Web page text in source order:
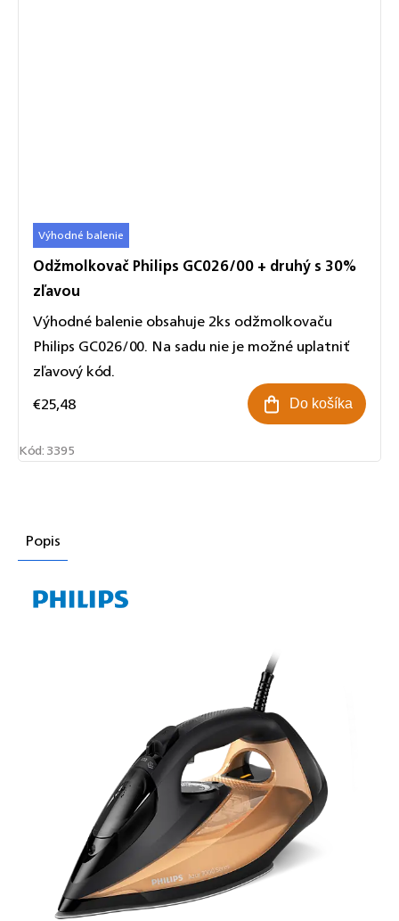
Výhodné balenie
Odžmolkovač Philips GC026/00 + druhý s 30%
zľavou
€25,48 Do košíka
Výhodné balenie obsahuje 2ks odžmolkovaču
Philips GC026/00. Na sadu nie je možné uplatniť
zľavový kód.
Kód:3395
Popis